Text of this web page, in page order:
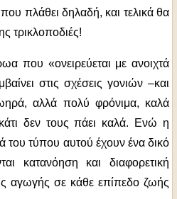
πλάθει δηλαδή, και τελικά θα
τρικλοποδιές!
που «ονειρεύεται με ανοιχτά
στις σχέσεις γονιών –και
αλλά πολύ φρόνιμα, καλά
δεν τους πάει καλά. Ενώ η
του τύπου αυτού έχουν ένα δικό
κατανόηση και διαφορετική
αγωγής σε κάθε επίπεδο ζωής